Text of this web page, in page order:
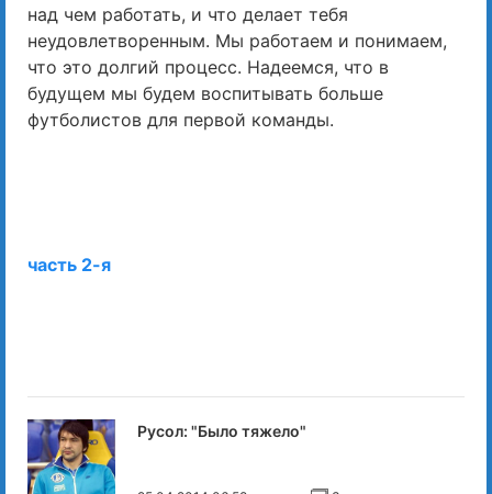
над чем работать, и что делает тебя
неудовлетворенным. Мы работаем и понимаем,
что это долгий процесс. Надеемся, что в
будущем мы будем воспитывать больше
футболистов для первой команды.
часть 2-я
Русол: "Было тяжело"